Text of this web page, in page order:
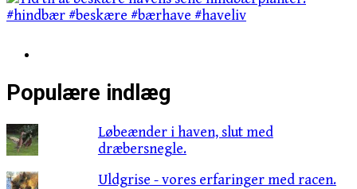
Populære indlæg
Løbeænder i haven, slut med
dræbersnegle.
Uldgrise - vores erfaringer med racen.